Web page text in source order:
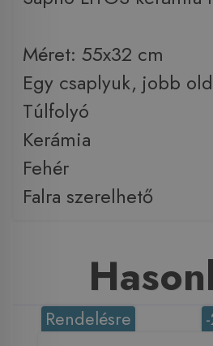
Méret: 55x32 cm
Egy csaplyuk, jobb
Túlfolyó
Kerámia
Fehér
Falra szerelhető
Rendelésre